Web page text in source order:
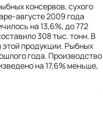
консервов, сухого
августе 2009 года
на 13,6%, до 772
308 тыс. тонн. В
этой продукции. Рыбных
года. Производство
на 17,6% меньше,